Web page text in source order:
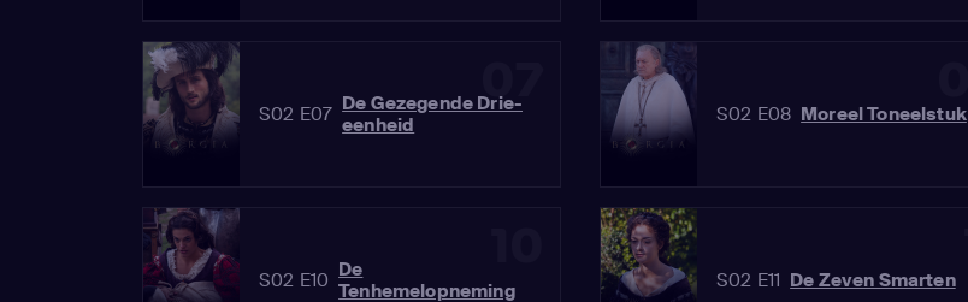
07
S02 E07 De Gezegende Drie-
eenheid
S02 E08 Moreel Toneelstuk
S02 E10 De
Tenhemelopneming
S02 E11 De Zeven Smarten